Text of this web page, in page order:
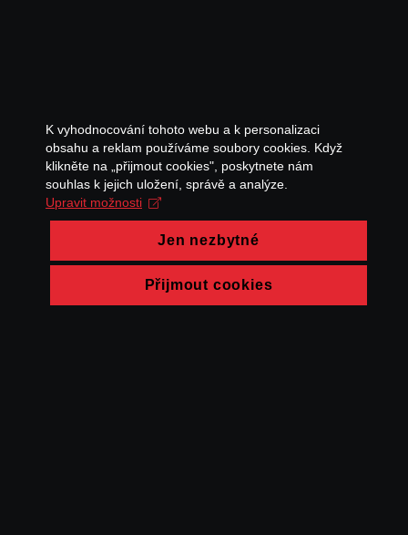
K vyhodnocování tohoto webu a k personalizaci
obsahu a reklam používáme soubory cookies. Když
klikněte na „přijmout cookies", poskytnete nám
souhlas k jejich uložení, správě a analýze.
Upravit možnosti
Jen nezbytné
Přijmout cookies